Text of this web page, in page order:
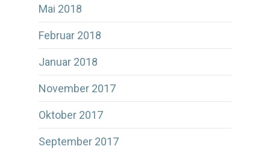
Mai 2018
Februar 2018
Januar 2018
November 2017
Oktober 2017
September 2017